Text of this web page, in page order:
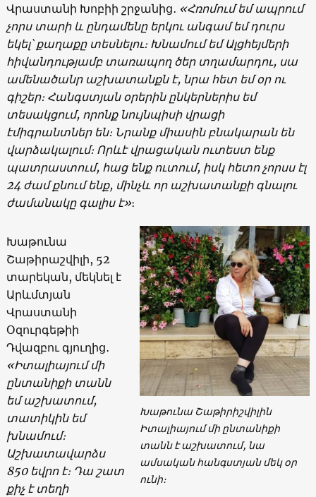
Վրաստանի Խոբիի շրջանից․ «Հռոմում եմ ապրում
չորս տարի և ընդամենը երկու անգամ եմ դուրս
եկել՝ քաղաքը տեսնելու։ Խնամում եմ Ալցհեյմերի
հիվանդությամբ տառապող ծեր տղամարդու, սա
ամենածանր աշխատանքն է, նրա հետ եմ օր ու
գիշեր։ Հանգստյան օրերին ընկերներիս եմ
տեսակցում, որոնք նույնպիսի վրացի
էմիգրանտներ են։ Նրանք միասին բնակարան են
վարձակալում։ Որևէ վրացական ուտեստ ենք
պատրաստում, հաց ենք ուտում, իսկ հետո չորսս էլ
24 ժամ քնում ենք, մինչև որ աշխատանքի գնալու
ժամանակը գալիս է»։
Խաթունա Շաթիրիշվիլին
Իտալիայում մի ընտանիքի
տանն է աշխատում, նա
ամսական հանգստյան մեկ օր
ունի։
Խաթունա
Շաթիրաշվիլի, 52
տարեկան, մեկնել է
Արևմտյան
Վրաստանի
Օզուրգեթիի
Դվազբու գյուղից․
«Իտալիայում մի
ընտանիքի տանն
եմ աշխատում,
տատիկին եմ
խնամում։
Աշխատավարձս
850 եվրո է։ Դա շատ
քիչ է տեղի